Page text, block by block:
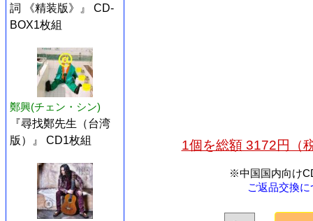
詞 《精装版》』 CD-
BOX1枚組
鄭興(チェン・シン)
『尋找鄭先生（台湾
版）』 CD1枚組
1個を総額 3172円（
※中国国内向け
ご返品交換